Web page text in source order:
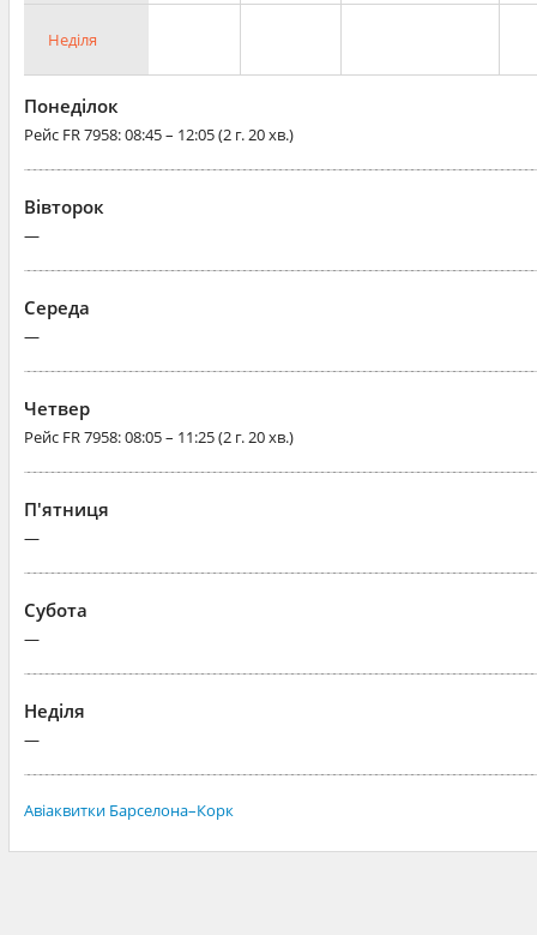
Неділя
Понеділок
Рейс FR 7958: 08:45 – 12:05 (2 г. 20 хв.)
Вівторок
—
Середа
—
Четвер
Рейс FR 7958: 08:05 – 11:25 (2 г. 20 хв.)
П'ятниця
—
Субота
—
Неділя
—
Авіаквитки Барселона–Корк